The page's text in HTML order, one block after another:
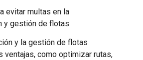
evitar multas en la
y gestión de flotas
y la gestión de flotas
ventajas, como optimizar rutas,